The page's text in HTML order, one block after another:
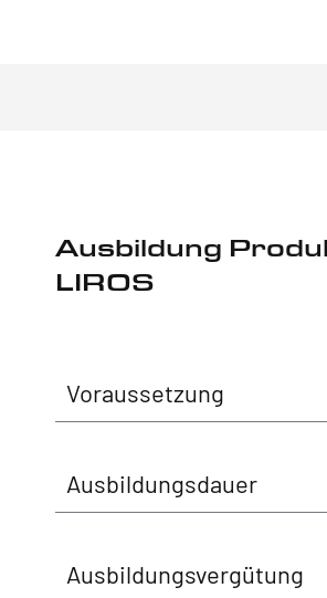
Ausbildung
LIROS
Voraussetzung
Ausbildungsdauer
Ausbildungsvergütung